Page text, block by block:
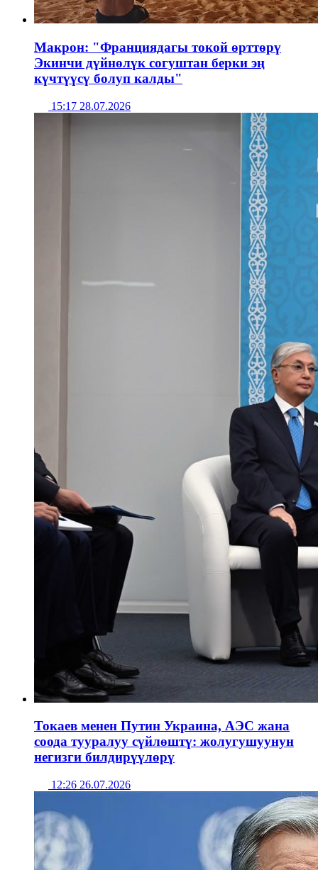
Макрон: "Франциядагы токой өрттөрү
Экинчи дүйнөлүк согуштан берки эң
күчтүүсү болуп калды"
15:17 28.07.2026
Токаев менен Путин Украина, АЭС жана
соода тууралуу сүйлөштү: жолугушуунун
негизги билдирүүлөрү
12:26 26.07.2026